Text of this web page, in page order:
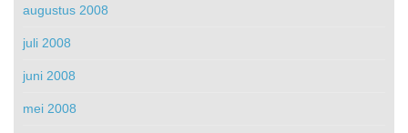
augustus 2008
juli 2008
juni 2008
mei 2008